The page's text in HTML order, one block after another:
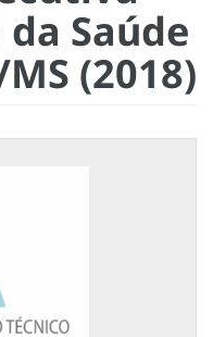
Saúde
(2018)